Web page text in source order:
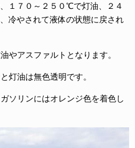
１７０～２５０℃で灯油、２４
冷やされて液体の状態に戻され
やアスファルトとなります。
灯油は無色透明です。
ソリンにはオレンジ色を着色し